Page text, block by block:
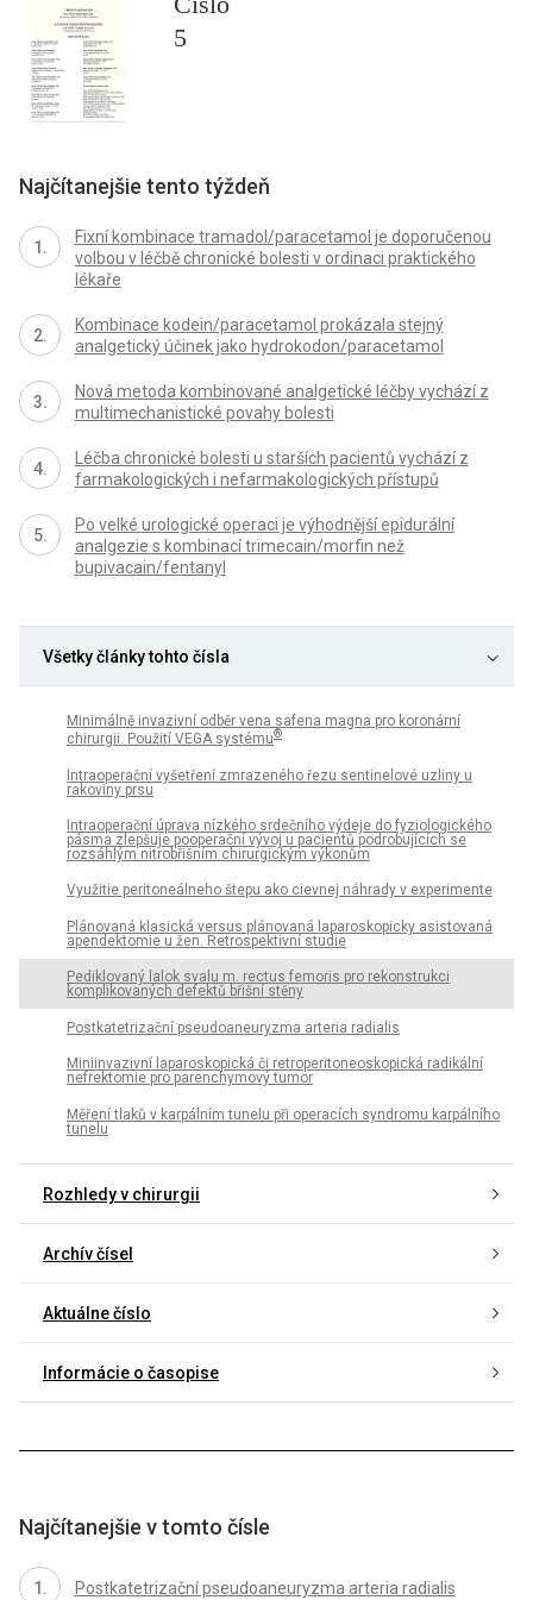
5
Najčítanejšie tento týždeň
Fixní kombinace tramadol/paracetamol je doporučenou
volbou v léčbě chronické bolesti v ordinaci praktického
lékaře
Kombinace kodein/paracetamol prokázala stejný
analgetický účinek jako hydrokodon/paracetamol
Nová metoda kombinované analgetické léčby vychází z
multimechanistické povahy bolesti
Léčba chronické bolesti u starších pacientů vychází z
farmakologických i nefarmakologických přístupů
Po velké urologické operaci je výhodnější epidurální
analgezie s kombinací trimecain/morfin než
bupivacain/fentanyl
Všetky články tohto čísla
Minimálně invazivní odběr vena safena magna pro koronární
chirurgii. Použití VEGA systému®
Intraoperační vyšetření zmrazeného řezu sentinelové uzliny u
rakoviny prsu
Intraoperační úprava nízkého srdečního výdeje do fyziologického
pásma zlepšuje pooperační vývoj u pacientů podrobujících se
rozsáhlým nitrobřišním chirurgickým výkonům
Využitie peritoneálneho štepu ako cievnej náhrady v experimente
Plánovaná klasická versus plánovaná laparoskopicky asistovaná
apendektomie u žen. Retrospektivní studie
Pediklovaný lalok svalu m. rectus femoris pro rekonstrukci
komplikovaných defektů břišní stěny
Postkatetrizační pseudoaneuryzma arteria radialis
Miniinvazivní laparoskopická či retroperitoneoskopická radikální
nefrektomie pro parenchymový tumor
Měření tlaků v karpálním tunelu při operacích syndromu karpálního
tunelu
Rozhledy v chirurgii
Archív čísel
Aktuálne číslo
Informácie o časopise
Najčítanejšie v tomto čísle
Postkatetrizační pseudoaneuryzma arteria radialis